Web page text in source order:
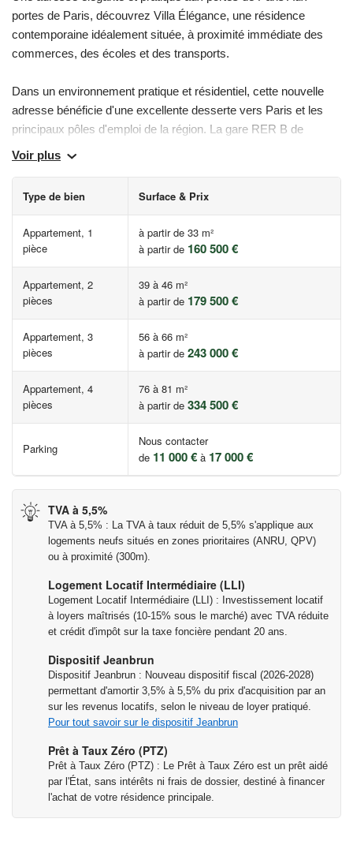
portes de Paris, découvrez Villa Élégance, une résidence
contemporaine idéalement située, à proximité immédiate des
commerces, des écoles et des transports.
Dans un environnement pratique et résidentiel, cette nouvelle
adresse bénéficie d'une excellente desserte vers Paris et les
principaux pôles d'emploi de la région. La gare RER B de
Drancy et la future ligne 16 du Grand Paris Express renforcent
Du studio au 4 pièces, les appartements ont été conçus pour
un balcon ou une terrasse, pour profiter pleinement d'un cadre
* Prix à partir de - Hors parking - TVA 5.5% - Dans la limite des
stocks disponibles.
Les informations sur les risques auxquels ce bien est exposé
sont disponibles sur le site Géorisques :
www.georisques.gouv.fr
• Crèche à 5 min*
• Ecole maternelle à 5 min*
• Ecole primaire à 5 min*
• Collège à 14 min*
• Lycée à 18 min*
• Mairie à 12 min*
• Poste à 12 min*
• Boulangerie à 1 min*
• Coiffeur à 1 min*
• Opticien à 3 min*
• Pharmacie à 1 min*
• Fleuriste à 7 min*
• Presse à 4 min*
• Supermarché à 11 min*
• Centre commercial Avenir à 7 min**
• Marché à 11 min*
Voir plus
Type de bien Surface & Prix
Appartement, 1
pièce
à partir de 33 m²
à partir de 160 500 €
Appartement, 2
pièces
39 à 46 m²
à partir de 179 500 €
Appartement, 3
pièces
56 à 66 m²
à partir de 243 000 €
Appartement, 4
pièces
76 à 81 m²
à partir de 334 500 €
Parking
Nous contacter
de 11 000 € à 17 000 €
TVA à 5,5%
TVA à 5,5% : La TVA à taux réduit de 5,5% s'applique aux
logements neufs situés en zones prioritaires (ANRU, QPV)
ou à proximité (300m).
Logement Locatif Intermédiaire (LLI)
Logement Locatif Intermédiaire (LLI) : Investissement locatif
à loyers maîtrisés (10-15% sous le marché) avec TVA réduite
et crédit d'impôt sur la taxe foncière pendant 20 ans.
Dispositif Jeanbrun
Dispositif Jeanbrun : Nouveau dispositif fiscal (2026-2028)
permettant d'amortir 3,5% à 5,5% du prix d'acquisition par an
sur les revenus locatifs, selon le niveau de loyer pratiqué.
Pour tout savoir sur le dispositif Jeanbrun
Prêt à Taux Zéro (PTZ)
Prêt à Taux Zéro (PTZ) : Le Prêt à Taux Zéro est un prêt aidé
par l'État, sans intérêts ni frais de dossier, destiné à financer
l'achat de votre résidence principale.